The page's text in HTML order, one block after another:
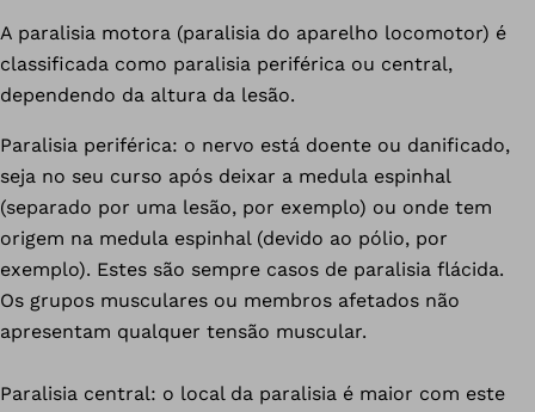
A paralisia motora (paralisia do aparelho locomotor) é
classificada como paralisia periférica ou central,
dependendo da altura da lesão.
Paralisia periférica: o nervo está doente ou danificado,
seja no seu curso após deixar a medula espinhal
(separado por uma lesão, por exemplo) ou onde tem
origem na medula espinhal (devido ao pólio, por
exemplo). Estes são sempre casos de paralisia flácida.
Os grupos musculares ou membros afetados não
apresentam qualquer tensão muscular.
Paralisia central: o local da paralisia é maior com este